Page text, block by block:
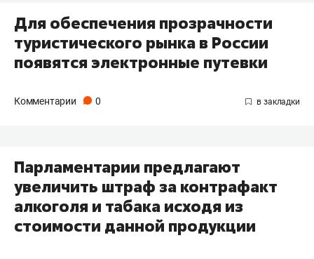
Для обеспечения прозрачности
туристического рынка в России
появятся электронные путевки
Комментарии 0
Парламентарии предлагают
увеличить штраф за контрафакт
алкоголя и табака исходя из
стоимости данной продукции